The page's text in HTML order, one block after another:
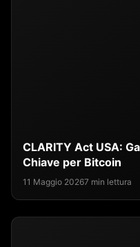
CLARITY Act USA:
Chiave per Bitcoin
11 Maggio 20267 min lettura